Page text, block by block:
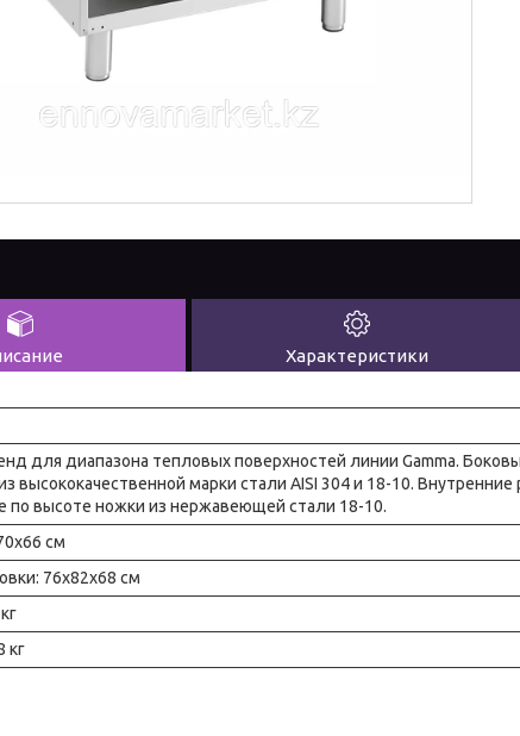
Характеристики
для диапазона тепловых поверхностей линии Gamma.
высококачественной марки стали AISI 304 и 18-10.
по высоте ножки из нержавеющей стали 18-10.
см
76x82x68 см
кг